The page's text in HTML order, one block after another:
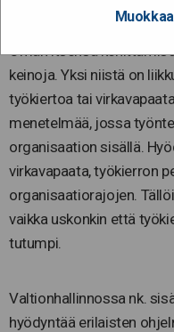
Oman itsensä
keinoja. Yksi niistä on
työkiertoa tai
menetelmää, jossa
organisaation sisällä.
virkavapaata, työkierron
organisaatiorajojen.
vaikka uskonkin että
tutumpi.
Valtionhallinnossa nk.
hyödyntää erilaisten